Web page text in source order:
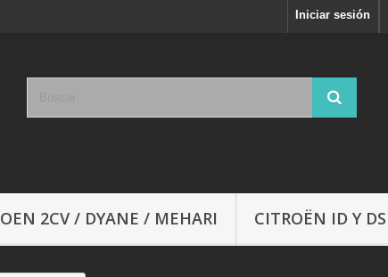
Iniciar sesión
2CV / DYANE / MEHARI CITROËN ID Y DS